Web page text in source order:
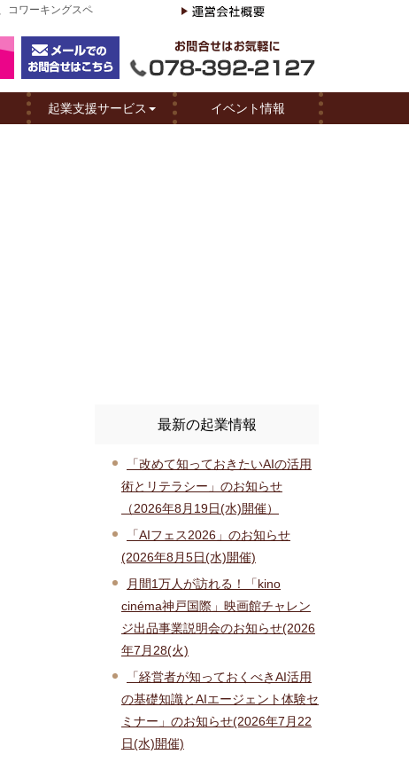
コワーキングスペ
起業支援サービス イベント情報
最新の起業情報
「改めて知っておきたいAIの活用
術とリテラシー」のお知らせ
（2026年8月19日(水)開催）
「AIフェス2026」のお知らせ
(2026年8月5日(水)開催)
月間1万人が訪れる！「kino
cinéma神戸国際」映画館チャレン
ジ出品事業説明会のお知らせ(2026
年7月28(火)
「経営者が知っておくべきAI活用
の基礎知識とAIエージェント体験セ
ミナー」のお知らせ(2026年7月22
日(水)開催)